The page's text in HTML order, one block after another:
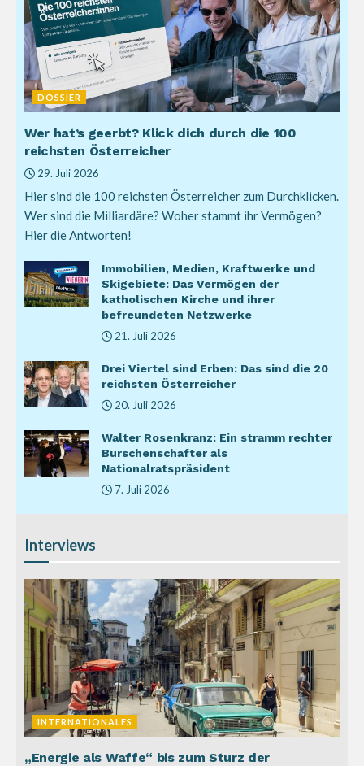
DOSSIER
Wer hat’s geerbt? Klick dich durch die 100
reichsten Österreicher
29. Juli 2026
Hier sind die 100 reichsten Österreicher zum Durchklicken.
Wer sind die Milliardäre? Woher stammt ihr Vermögen?
Hier die Antworten!
Immobilien, Medien, Kraftwerke und
Skigebiete: Das Vermögen der
katholischen Kirche und ihrer
befreundeten Netzwerke
21. Juli 2026
Drei Viertel sind Erben: Das sind die 20
reichsten Österreicher
20. Juli 2026
Walter Rosenkranz: Ein stramm rechter
Burschenschafter als
Nationalratspräsident
7. Juli 2026
Interviews
INTERNATIONALES
„Energie als Waffe“ bis zum Sturz der